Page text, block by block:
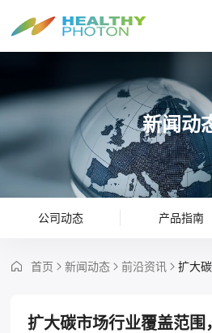
新闻动
公司动态 产品指南
首页 新闻动态 前沿资讯 扩大碳市场行业覆盖
扩大碳市场行业覆盖范围